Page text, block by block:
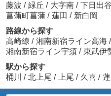
藤波 / 緑丘 / 大字南 / 下日出
菖蒲町菖蒲 / 蓮田 / 新白岡
路線から探す
高崎線 / 湘南新宿ライン高海 /
湘南新宿ライン宇須 / 東武伊
駅から探す
桶川
/ 北上尾 / 上尾 / 久喜 /